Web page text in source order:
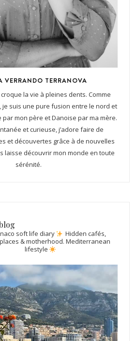
VERRANDO TERRANOVA
la vie à pleines dents. Comme
je suis une pure fusion entre le nord et
par mon père et Danoise par ma mère.
et curieuse, j’adore faire de
et découvertes grâce à de nouvelles
laisse découvrir mon monde en toute
sérénité.
soft life diary
Hidden cafés,
& motherhood. Mediterranean
lifestyle